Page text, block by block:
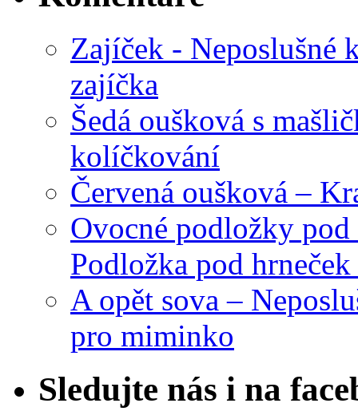
Zajíček - Neposlušné
zajíčka
Šedá oušková s
kolíčkování
Červená oušková –
Ovocné podložky
Podložka pod
A opět sova –
pro miminko
Sledujte nás i na